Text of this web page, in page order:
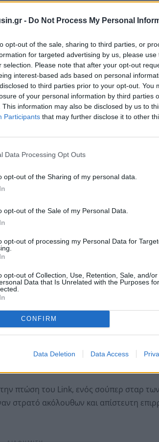
- Do Not Process My Personal
opt-out of the sale, sharing to third parties, or
for targeted advertising by us, please
selection. Please note that after your opt-out
interest-based ads based on personal
to third parties prior to your opt-out. You
of your personal information by third parties
This information may also be disclosed by us to
Participants that may further disclose it to other
Data Processing Opt Outs
opt-out of the Sharing of my personal data.
opt-out of the Sale of my Personal Data.
opt-out of processing my Personal Data for
opt-out of Collection, Use, Retention, Sale, and/or
Data that Is Unrelated with the Purposes
CONFIRM
Data Deletion Data Access
και συντελεστές της
(Χοκ) που πιστεύει ότι βρήκε την
να κάνει βίντεο στο YouTube με έναν
η σκοτεινή πλευρά της φήμης
πτώση του Link, ενός σούπερ σταρ
στρατό ακόλουθων και απίστευτη